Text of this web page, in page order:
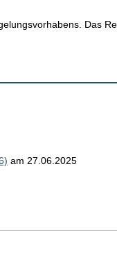
Das
am 27.06.2025